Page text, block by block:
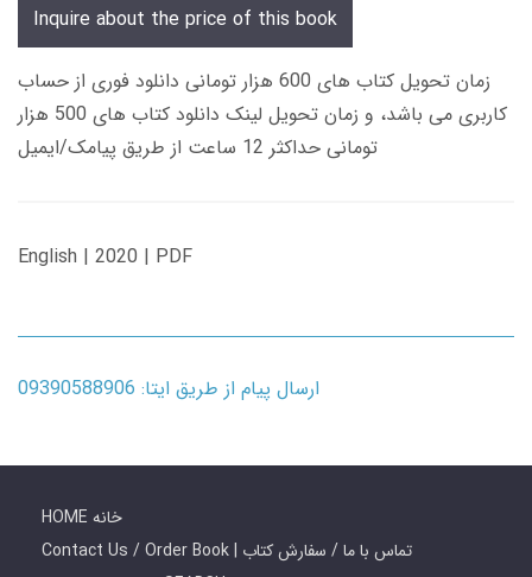
Inquire about the price of this book
زمان تحویل کتاب های 600 هزار تومانی دانلود فوری از حساب
کاربری می باشد، و زمان تحویل لینک دانلود کتاب های 500 هزار
تومانی حداکثر 12 ساعت از طریق پیامک/ایمیل
English | 2020 | PDF
ارسال پیام از طریق ایتا: 09390588906
HOME خانه
Contact Us / Order Book | تماس با ما / سفارش کتاب